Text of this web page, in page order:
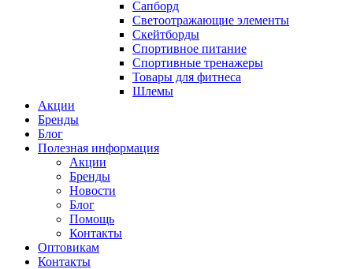
Сапборд
Светоотражающие элементы
Скейтборды
Спортивное питание
Спортивные тренажеры
Товары для фитнеса
Шлемы
Акции
Бренды
Блог
Полезная информация
Акции
Бренды
Новости
Блог
Помощь
Контакты
Оптовикам
Контакты